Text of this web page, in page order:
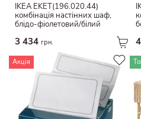
IKEA EKET(196.020.44)
комбінація настінних шаф,
блідо-фіолетовий/білий
3 434 грн.
Акція